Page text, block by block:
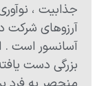
جذابیت ،
آرزوهای شرکت
آسانسور است .
بزرگی دست